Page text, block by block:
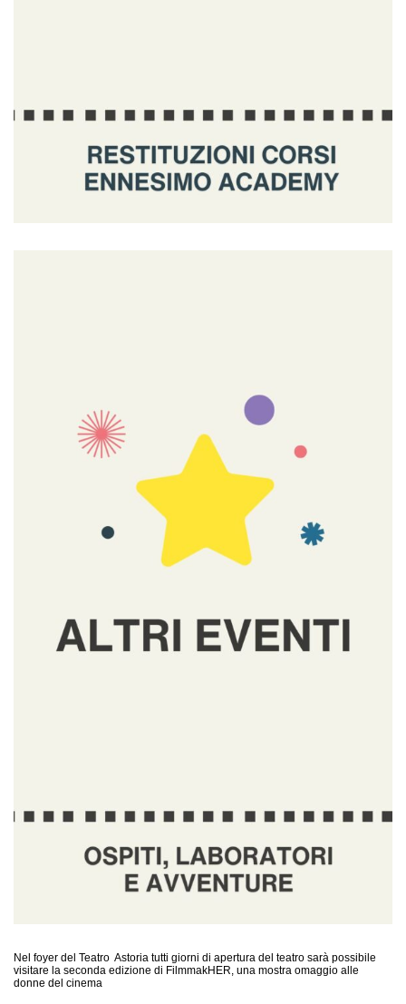
Nel foyer del Teatro Astoria tutti giorni di apertura del teatro sarà possibile
visitare la seconda edizione di FilmmakHER, una mostra omaggio alle
donne del cinema